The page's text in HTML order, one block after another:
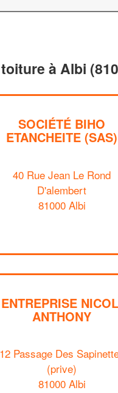
à Albi
SOCIÉTÉ BIHO
ETANCHEITE (SAS)
40 Rue Jean Le Rond
D'alembert
81000 Albi
ENTREPRISE
ANTHONY
12 Passage Des
(prive)
81000 Albi